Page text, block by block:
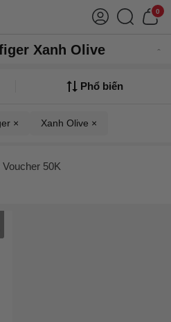
0
Xanh Olive
Phổ biến
× Xanh Olive ×
Voucher 50K